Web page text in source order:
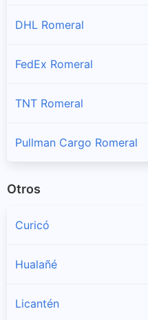
DHL Romeral
FedEx Romeral
TNT Romeral
Pullman Cargo Romeral
Otros
Curicó
Hualañé
Licantén